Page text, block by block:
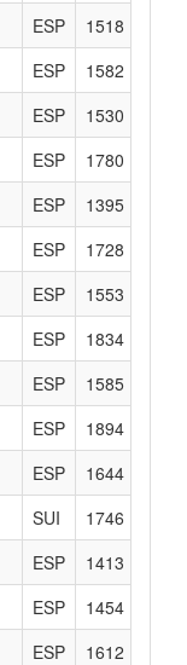
ESP 1518
ESP 1582
ESP 1530
ESP 1780
ESP 1395
ESP 1728
ESP 1553
ESP 1834
ESP 1585
ESP 1894
ESP 1644
SUI 1746
ESP 1413
ESP 1454
ESP 1612